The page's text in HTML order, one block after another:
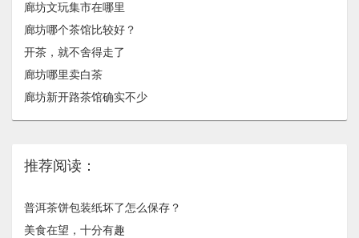
廊坊文玩集市在哪里
廊坊哪个茶馆比较好？
开茶，就不舍得走了
廊坊哪里卖白茶
廊坊新开路茶馆确实不少
推荐阅读：
普洱茶饼包装纸坏了怎么保存？
美食在望，十分有趣